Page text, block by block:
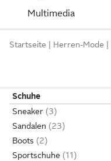
Multimedia
Startseite Herren-Mode
Schuhe
Sneaker
Sandalen
Boots
Sportschuhe